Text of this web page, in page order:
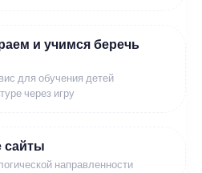
и учимся беречь
для обучения детей
через игру
сайты
направленности